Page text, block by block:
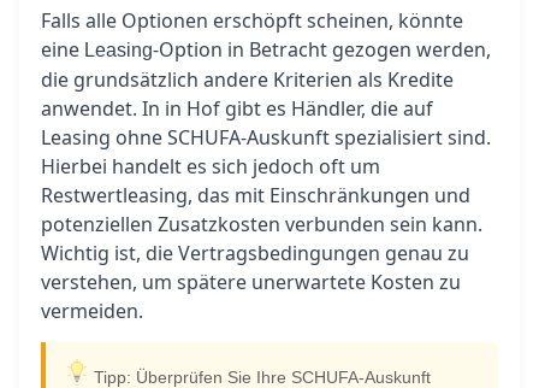
Falls alle Optionen erschöpft scheinen, könnte
eine Leasing-Option in Betracht gezogen werden,
die grundsätzlich andere Kriterien als Kredite
anwendet. In in Hof gibt es Händler, die auf
Leasing ohne SCHUFA-Auskunft spezialisiert sind.
Hierbei handelt es sich jedoch oft um
Restwertleasing, das mit Einschränkungen und
potenziellen Zusatzkosten verbunden sein kann.
Wichtig ist, die Vertragsbedingungen genau zu
verstehen, um spätere unerwartete Kosten zu
vermeiden.
Tipp: Überprüfen Sie Ihre SCHUFA-Auskunft